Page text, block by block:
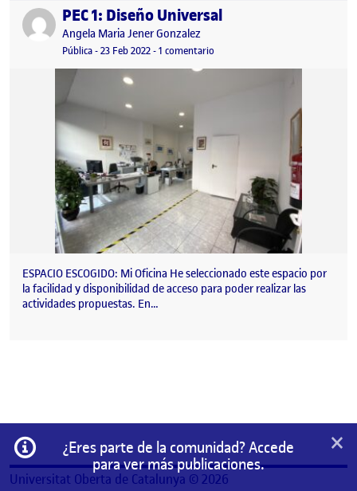
Publicado porPEC 1: Diseño Universal
Publicado por
Angela Maria Jener Gonzalez
Visibilidad:
Pública-Fecha de publicación
23 Feb 202211 abril, 2023 8:58 am
-1 comentario
ESPACIO ESCOGIDO: Mi Oficina He seleccionado este espacio por
la facilidad y disponibilidad de acceso para poder realizar las
actividades propuestas. En…
Información
¿Eres parte de la comunidad? Accede
para ver más publicaciones.
×
Universitat Oberta de Catalunya © 2026